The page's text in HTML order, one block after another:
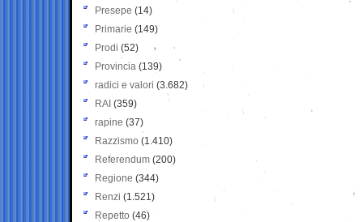
Presepe (14)
Primarie (149)
Prodi (52)
Provincia (139)
radici e valori (3.682)
RAI (359)
rapine (37)
Razzismo (1.410)
Referendum (200)
Regione (344)
Renzi (1.521)
Repetto (46)